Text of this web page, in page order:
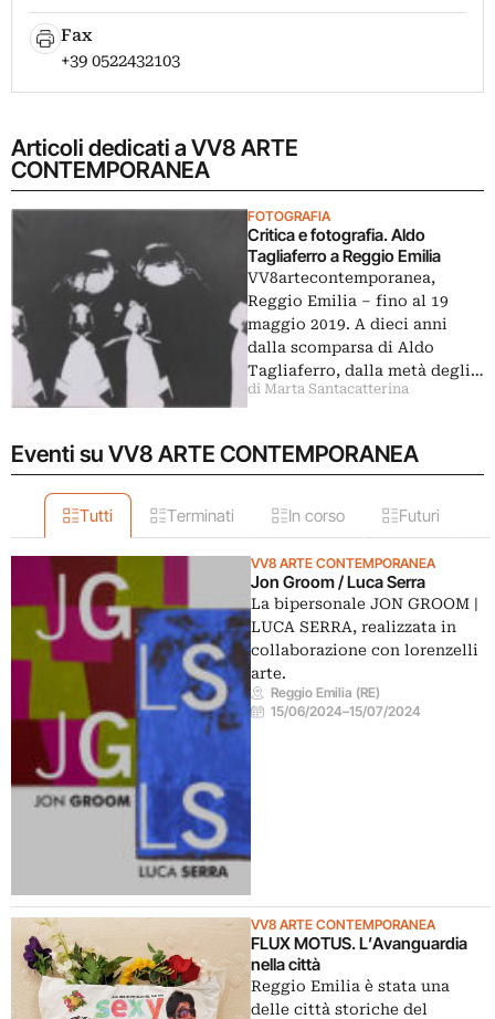
Fax
+39 0522432103
Articoli dedicati a VV8 ARTE
CONTEMPORANEA
FOTOGRAFIA
Critica e fotografia. Aldo
Tagliaferro a Reggio Emilia
VV8artecontemporanea,
Reggio Emilia ‒ fino al 19
maggio 2019. A dieci anni
dalla scomparsa di Aldo
Tagliaferro, dalla metà degli…
di Marta Santacatterina
Eventi su VV8 ARTE CONTEMPORANEA
Tutti Terminati In corso Futuri
VV8 ARTE CONTEMPORANEA
Jon Groom / Luca Serra
La bipersonale JON GROOM |
LUCA SERRA, realizzata in
collaborazione con lorenzelli
arte.
Reggio Emilia (RE)
15/06/2024–15/07/2024
VV8 ARTE CONTEMPORANEA
FLUX MOTUS. L’Avanguardia
nella città
Reggio Emilia è stata una
delle città storiche del